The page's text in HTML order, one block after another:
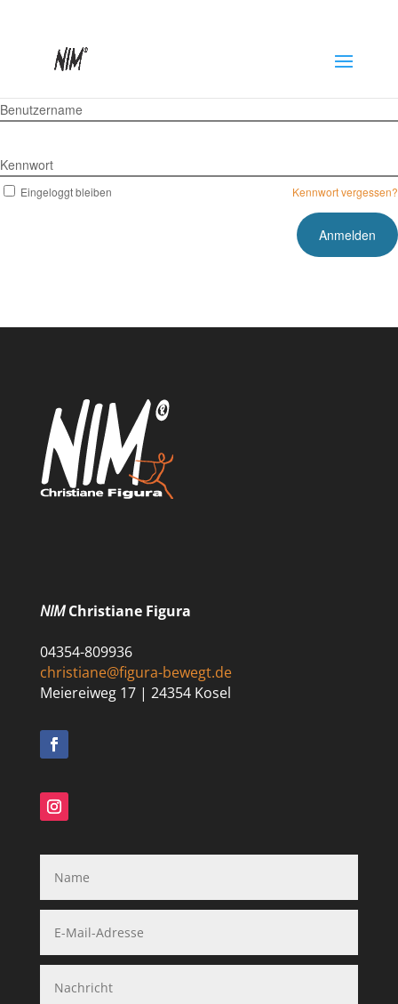
Benutzername
Kennwort
Eingeloggt bleiben Kennwort vergessen?
NIMChristiane Figura
04354-809936
christiane@figura-bewegt.de
Meiereiweg 17 | 24354 Kosel